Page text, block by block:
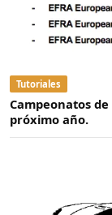
Tutoriales
Campeonatos
próximo año.